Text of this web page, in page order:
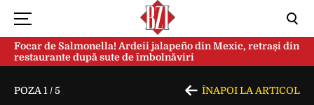
Focar de Salmonella! Ardeii jalapeño din Mexic, retrași din
restaurante după sute de îmbolnăviri
POZA 1 /5 ÎNAPOI LA ARTICOL